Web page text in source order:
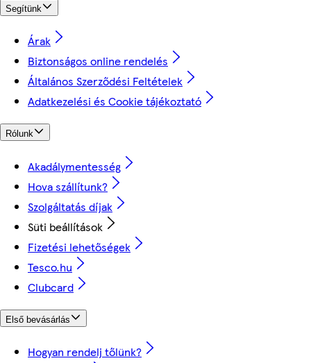
Segítünk
Árak
Biztonságos online rendelés
Általános Szerződési Feltételek
Adatkezelési és Cookie tájékoztató
Rólunk
Akadálymentesség
Hova szállítunk?
Szolgáltatás díjak
Süti beállítások
Fizetési lehetőségek
Tesco.hu
Clubcard
Első bevásárlás
Hogyan rendelj tőlünk?